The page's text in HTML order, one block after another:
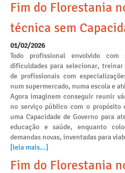
Fim do Florestania
técnica sem
01/02/2026
Todo profissional envolvido
dificuldades para selecionar,
de profissionais com
num supermercado, numa escola e
Agora imaginem conseguir reunir
no serviço público com o
uma Capacidade de Governo para
educação e saúde, enquanto
demandas novas, inventadas para
[leia mais...]
Fim do Florestania